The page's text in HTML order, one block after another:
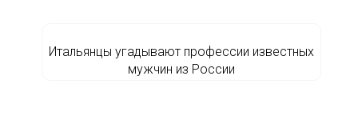
Итальянцы угадывают профессии известных
мужчин из России